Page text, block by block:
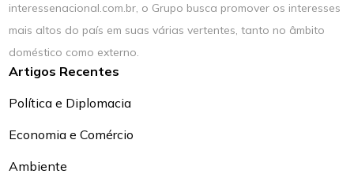
interessenacional.com.br, o Grupo busca promover os interesses
mais altos do país em suas várias vertentes, tanto no âmbito
doméstico como externo.
Artigos Recentes
Política e Diplomacia
Economia e Comércio
Ambiente